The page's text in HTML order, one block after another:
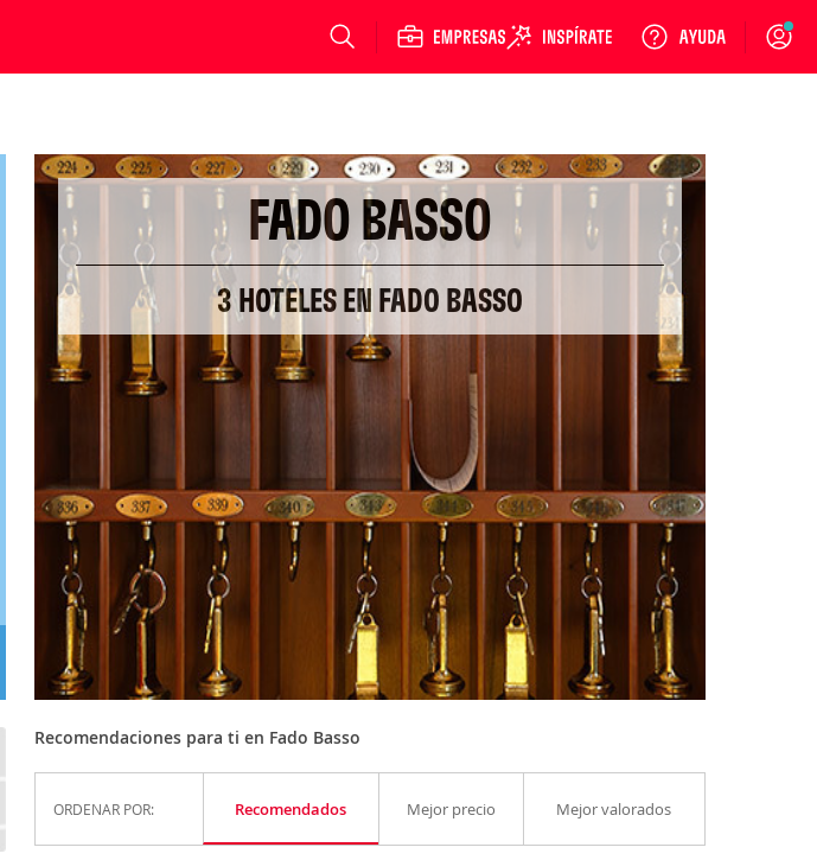
Login
FADO BASSO
3 HOTELES EN FADO BASSO
Recomendaciones para ti en Fado Basso
ORDENAR POR: Recomendados Mejor precio Mejor valorados